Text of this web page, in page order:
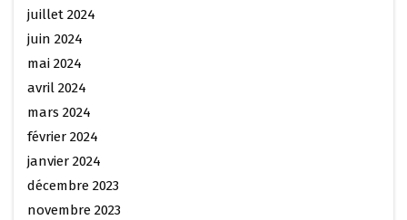
juillet 2024
juin 2024
mai 2024
avril 2024
mars 2024
février 2024
janvier 2024
décembre 2023
novembre 2023